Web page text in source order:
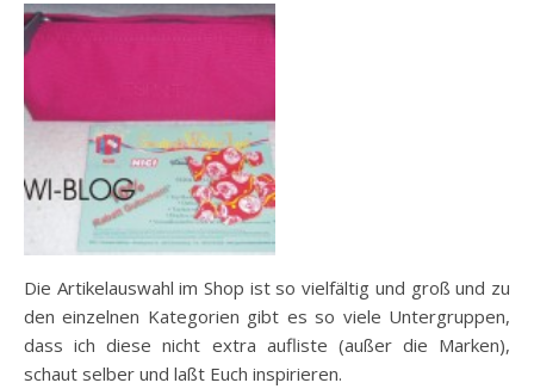
Die Artikelauswahl im Shop ist so vielfältig und groß und zu
den einzelnen Kategorien gibt es so viele Untergruppen,
dass ich diese nicht extra aufliste (außer die Marken),
schaut selber und laßt Euch inspirieren.